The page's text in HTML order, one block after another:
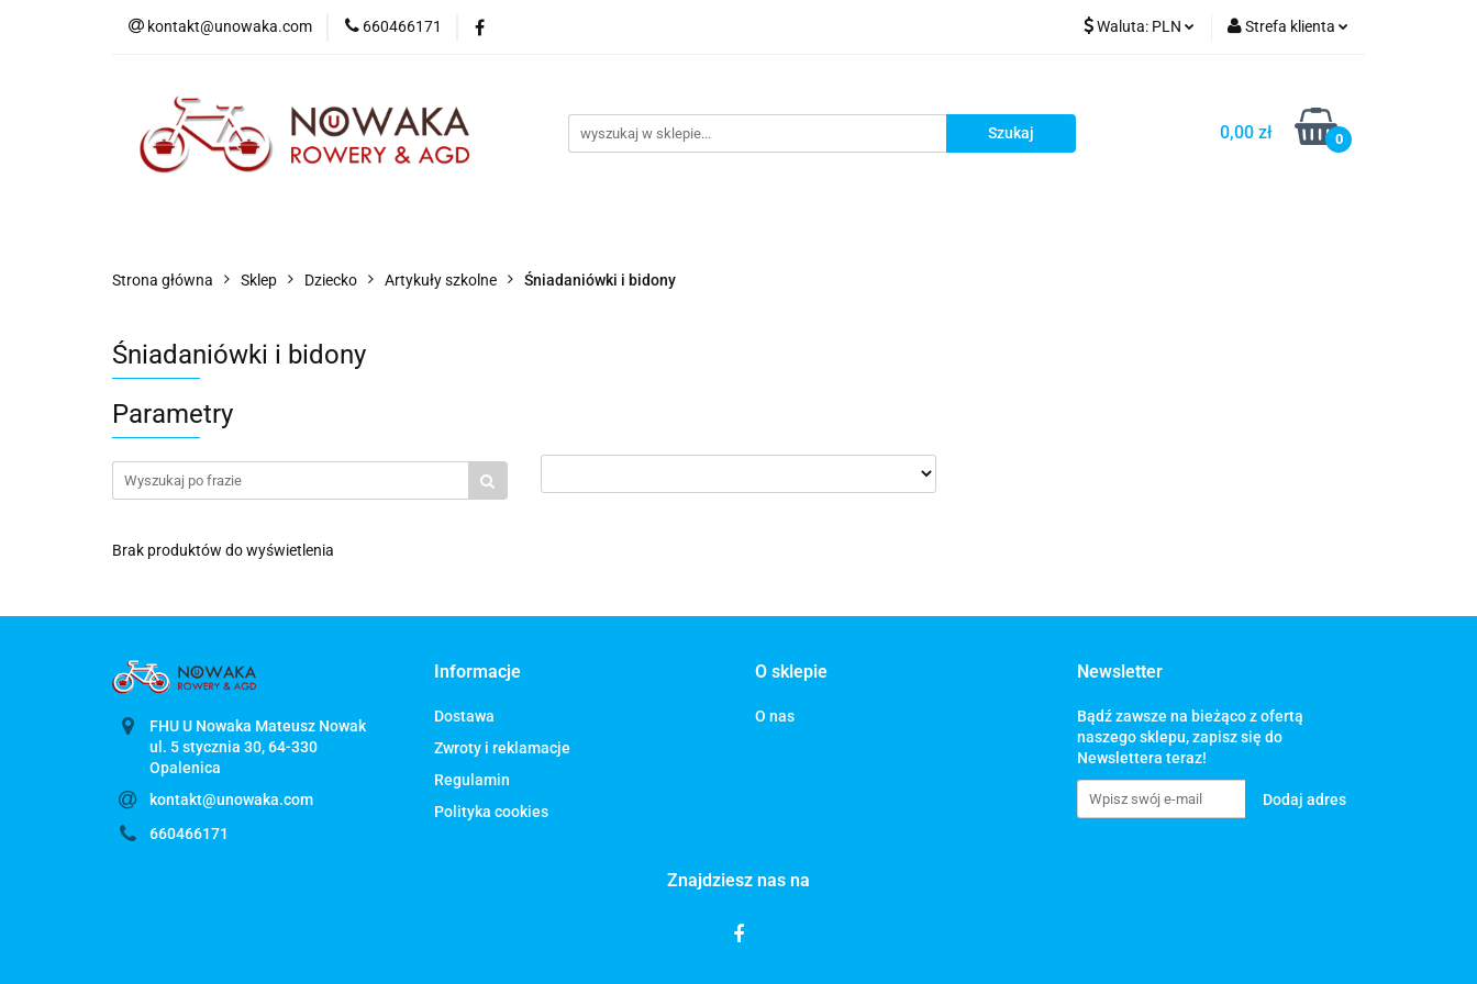
kontakt@unowaka.com 660466171 Waluta: PLN Strefa klienta
Zarejestruj się
Dodaj zgłoszenie
0,00 zł 0
Strona główna Sklep Dziecko Artykuły szkolne Śniadaniówki i bidony
Śniadaniówki i bidony
Parametry
Brak produktów do wyświetlenia
FHU U Nowaka Mateusz Nowak
ul. 5 stycznia 30, 64-330
kontakt@unowaka.com
660466171
Informacje
Dostawa
Zwroty i reklamacje
Regulamin
Polityka cookies
O sklepie
O nas
Newsletter
Bądź zawsze na bieżąco z ofertą
naszego sklepu, zapisz się do
Newslettera teraz!
Znajdziesz nas na